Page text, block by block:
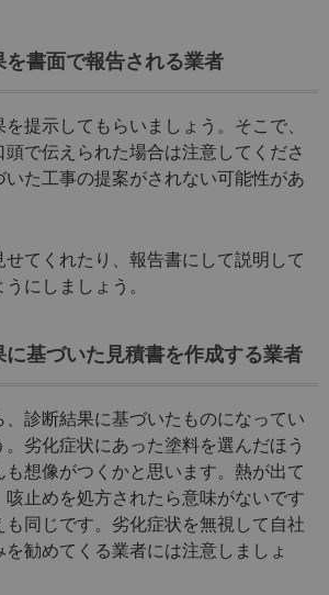
を書面で報告される業者
提示してもらいましょう。そこで、
で伝えられた場合は注意してくださ
いた工事の提案がされない可能性があ
てくれたり、報告書にして説明して
にしましょう。
に基づいた見積書を作成する業者
、診断結果に基づいたものになってい
劣化症状にあった塗料を選んだほう
想像がつくかと思います。熱が出て
止めを処方されたら意味がないです
も同じです。劣化症状を無視して自社
勧めてくる業者には注意しましょ